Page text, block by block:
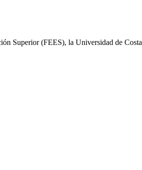
Superior (FEES), la Universidad de